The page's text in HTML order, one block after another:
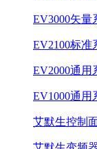
EV3000矢量
EV2100标准
EV2000通用
EV1000通用
艾默生控制